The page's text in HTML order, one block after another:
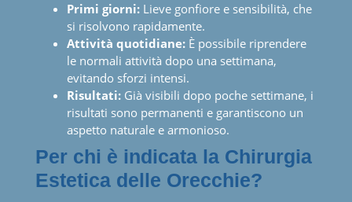
Primi giorni: Lieve gonfiore e sensibilità, che
si risolvono rapidamente.
Attività quotidiane: È possibile riprendere
le normali attività dopo una settimana,
evitando sforzi intensi.
Risultati: Già visibili dopo poche settimane, i
risultati sono permanenti e garantiscono un
aspetto naturale e armonioso.
Per chi è indicata la Chirurgia
Estetica delle Orecchie?